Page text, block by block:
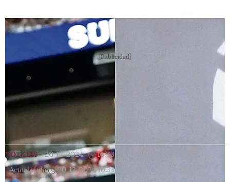
[Publicidad]
NOTICIAS | 20/12/2024 | 16:33
Actualizada
20/12/2024 16:33